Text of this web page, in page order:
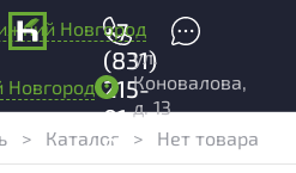
Новгород
+7
(831)
215-
01-
04
Новгород
ул.
Коновалова,
д. 13
> Каталог > Нет товара